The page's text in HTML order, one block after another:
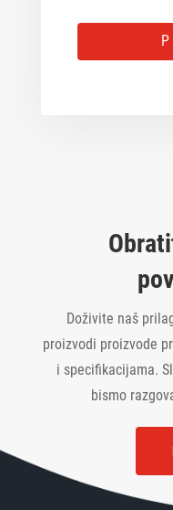
e
ml
Doživite naš
proizvodi proizvode
i specifikacijama.
bismo